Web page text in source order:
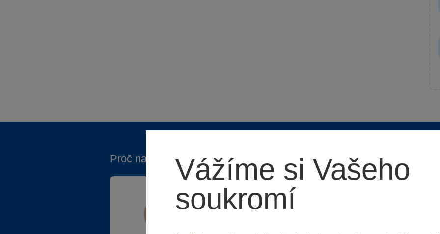
Proč nakupovat ve Sparkys?Vážíme si Vašeho
soukromí